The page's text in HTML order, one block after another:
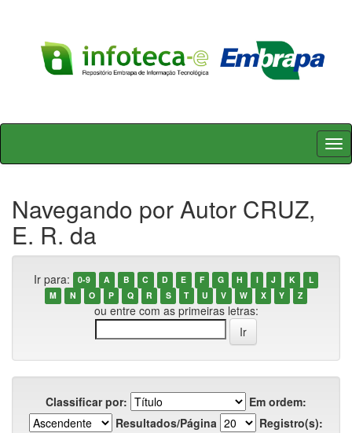
Skip
Navegando por Autor CRUZ,
E. R. da
Ir para: 0-9 A B C D E F G H I J K
L
M
N O P Q R S T U V W X Y Z
ou entre com as primeiras letras:
Classificar por:
Em ordem:
Resultados/Página
Registro(s):